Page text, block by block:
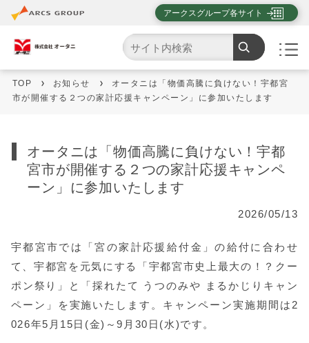
アークスグループ各サイト
TOP お知らせ
オータニは「物価高騰に負けない！宇都宮
市が開催する２つの家計応援キャンペーン」に参加いたします
オータニは「物価高騰に負けない！宇都
宮市が開催する２つの家計応援キャンペ
ーン」に参加いたします
2026/05/13
宇都宮市では「宮の家計応援給付金」の給付に合わせ
て、宇都宮を元気にする「宇都宮市史上最大の！？クー
ポン祭り」と「採れたて うつのみや まるかじりキャン
ペーン」を実施いたします。キャンペーン実施期間は2
026年5月15日(金)～9月30日(水)です。